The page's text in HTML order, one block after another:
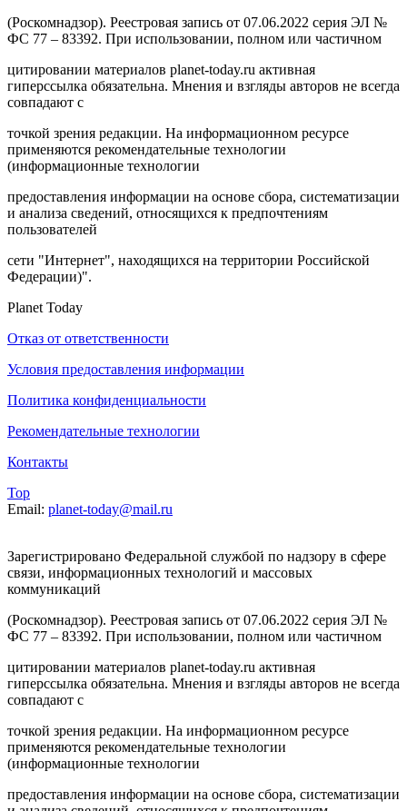
(Роскомнадзор). Реестровая запись от 07.06.2022 серия ЭЛ №
ФС 77 – 83392. При использовании, полном или частичном
цитировании материалов planet-today.ru активная
гиперссылка обязательна. Мнения и взгляды авторов не всегда
совпадают с
точкой зрения редакции. На информационном ресурсе
применяются рекомендательные технологии
(информационные технологии
предоставления информации на основе сбора, систематизации
и анализа сведений, относящихся к предпочтениям
пользователей
сети "Интернет", находящихся на территории Российской
Федерации)".
Planet Today
Отказ от ответственности
Условия предоставления информации
Политика конфиденциальности
Рекомендательные технологии
Контакты
Top
Email: planet-today@mail.ru
Зарегистрировано Федеральной службой по надзору в сфере
связи, информационных технологий и массовых
коммуникаций
(Роскомнадзор). Реестровая запись от 07.06.2022 серия ЭЛ №
ФС 77 – 83392. При использовании, полном или частичном
цитировании материалов planet-today.ru активная
гиперссылка обязательна. Мнения и взгляды авторов не всегда
совпадают с
точкой зрения редакции. На информационном ресурсе
применяются рекомендательные технологии
(информационные технологии
предоставления информации на основе сбора, систематизации